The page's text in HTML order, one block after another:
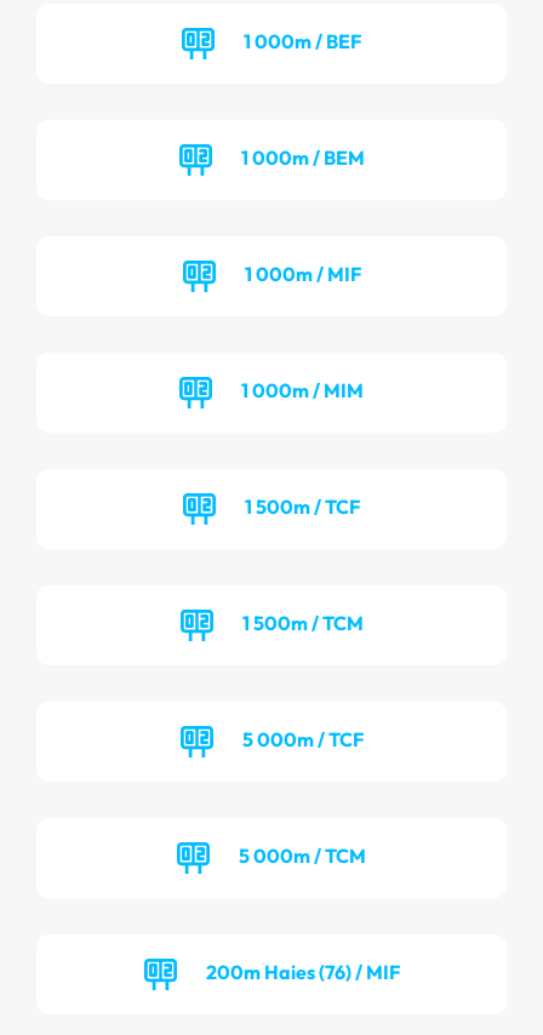
1 000m / BEF
1 000m / BEM
1 000m / MIF
1 000m / MIM
1 500m / TCF
1 500m / TCM
5 000m / TCF
5 000m / TCM
200m Haies (76) / MIF